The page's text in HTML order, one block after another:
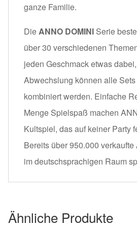
ganze Familie.
DieANNO DOMINI Serie
über 30 verschiedenen
jeden Geschmack etwas
Abwechslung können alle
kombiniert werden. Einfache
Menge Spielspaß machen
Kultspiel, das auf keiner Party
Bereits über 950.000
im deutschsprachigen Raum
Ähnliche Produkte